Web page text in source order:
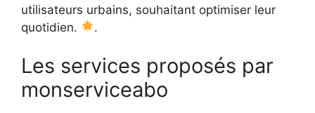
utilisateurs urbains, souhaitant optimiser leur
quotidien.
.
Les services proposés par
monserviceabo